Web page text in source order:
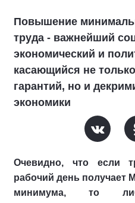
Повышение
труда - важнейший
экономический и
касающийся не
гарантий, но и
экономики
Очевидно, что если
рабочий день получает
минимума, то